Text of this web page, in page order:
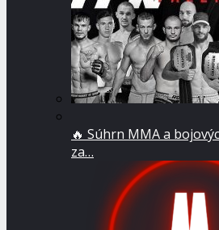
🔥 Súhrn MMA a
za…